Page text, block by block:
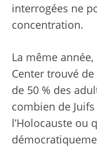
interrogées ne
concentration.
La même
Center trouvé
de 50 % des
combien de
l’Holocauste ou